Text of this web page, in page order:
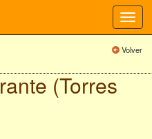
Volver
(Torres